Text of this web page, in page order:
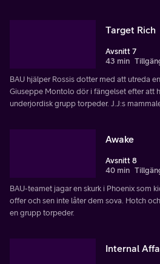
Target Rich
Avsnitt 7
43 min
BAU hjälper Rossis dotter med att utreda
Giuseppe Montolo dör i fängelset efter att
underjordisk grupp torpeder. J.J:s
Awake
Avsnitt 8
40 min
BAU-teamet jagar en skurk i Phoenix som
offer och sen inte låter dem sova. Hotch
en grupp torpeder.
Internal